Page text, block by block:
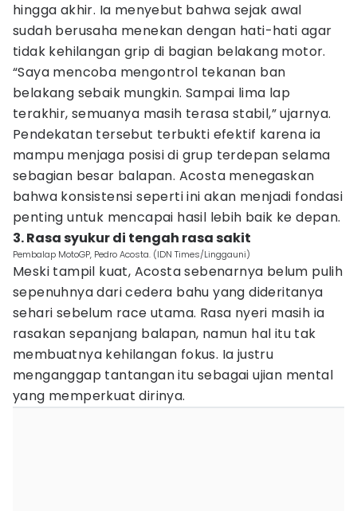
hingga akhir. Ia menyebut bahwa sejak awal
sudah berusaha menekan dengan hati-hati agar
tidak kehilangan grip di bagian belakang motor.
“Saya mencoba mengontrol tekanan ban
belakang sebaik mungkin. Sampai lima lap
terakhir, semuanya masih terasa stabil,” ujarnya.
Pendekatan tersebut terbukti efektif karena ia
mampu menjaga posisi di grup terdepan selama
sebagian besar balapan. Acosta menegaskan
bahwa konsistensi seperti ini akan menjadi fondasi
penting untuk mencapai hasil lebih baik ke depan.
3. Rasa syukur di tengah rasa sakit
Pembalap MotoGP, Pedro Acosta. (IDN Times/Linggauni)
Meski tampil kuat, Acosta sebenarnya belum pulih
sepenuhnya dari cedera bahu yang dideritanya
sehari sebelum race utama. Rasa nyeri masih ia
rasakan sepanjang balapan, namun hal itu tak
membuatnya kehilangan fokus. Ia justru
menganggap tantangan itu sebagai ujian mental
yang memperkuat dirinya.